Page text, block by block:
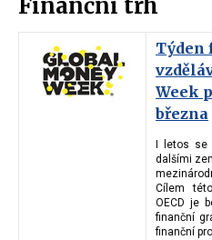
Týden
Week
března
I letos
dalšími
Cílem
OECD je
finanční
finanční